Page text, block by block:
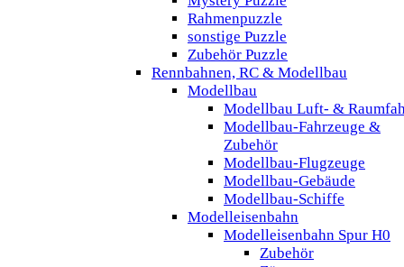
Rahmenpuzzle
sonstige Puzzle
Zubehör Puzzle
Rennbahnen, RC & Modellbau
Modellbau
Modellbau Luft- &
Modellbau-Fahrzeuge &
Zubehör
Modellbau-Flugzeuge
Modellbau-Gebäude
Modellbau-Schiffe
Modelleisenbahn
Modelleisenbahn Spur H0
Zubehör